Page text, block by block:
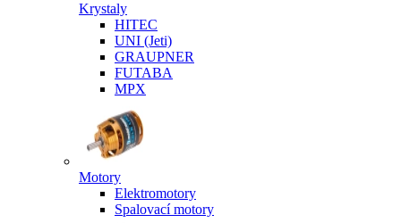
Krystaly
HITEC
UNI (Jeti)
GRAUPNER
FUTABA
MPX
Motory
Elektromotory
Spalovací motory